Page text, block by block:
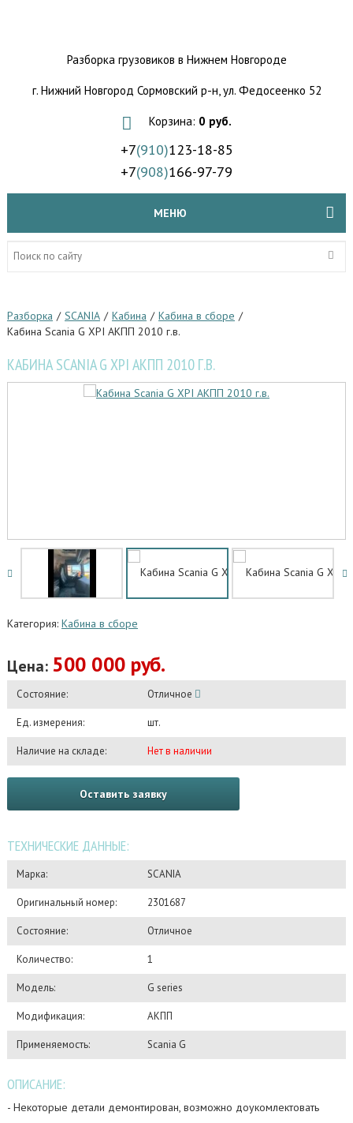
Разборка грузовиков в Нижнем Новгороде
г. Нижний Новгород Сормовский р-н,ул. Федосеенко 52
Корзина: 0 руб.
+7(910)123-18-85
+7(908)166-97-79
МЕНЮ
Разборка / SCANIA / Кабина / Кабина в сборе /
Кабина Scania G XPI АКПП 2010 г.в.
КАБИНА SCANIA G XPI АКПП 2010 Г.В.
Категория: Кабина в сборе
Цена: 500 000 руб.
Состояние: Отличное
Ед. измерения: шт.
Наличие на складе: Нет в наличии
Оставить заявку
ТЕХНИЧЕСКИЕ ДАННЫЕ:
Марка: SCANIA
Оригинальный номер: 2301687
Состояние: Отличное
Количество: 1
Модель: G series
Модификация: АКПП
Применяемость: Scania G
ОПИСАНИЕ:
- Некоторые детали демонтирован, возможно доукомлектовать